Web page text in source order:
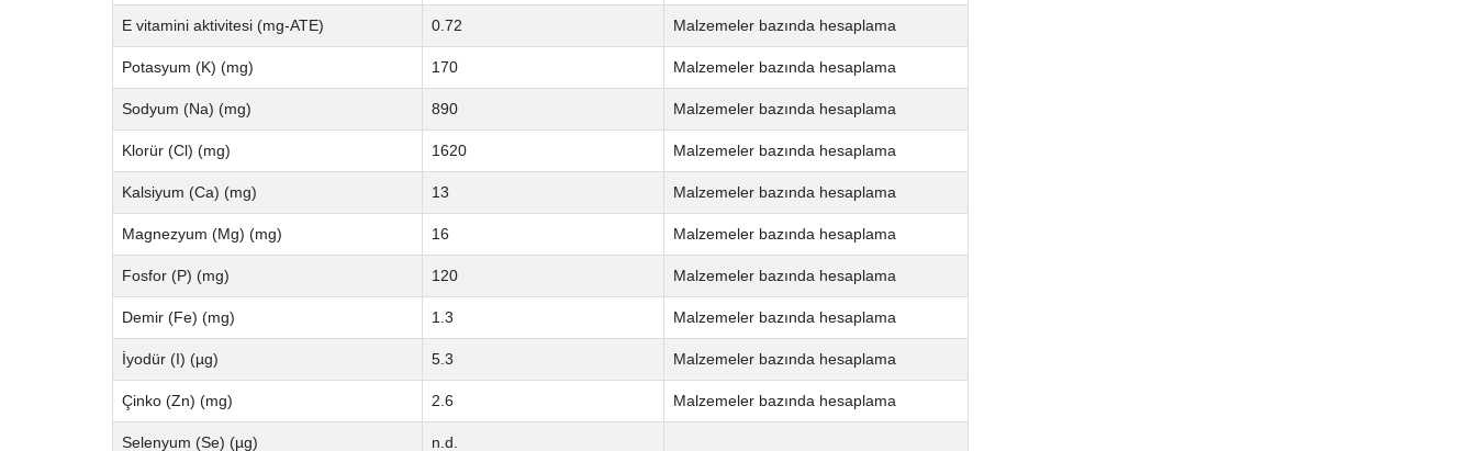
E vitamini aktivitesi (mg-ATE) 0.72 Malzemeler bazında hesaplama
Potasyum (K) (mg) 170 Malzemeler bazında hesaplama
Sodyum (Na) (mg) 890 Malzemeler bazında hesaplama
Klorür (Cl) (mg) 1620 Malzemeler bazında hesaplama
Kalsiyum (Ca) (mg) 13 Malzemeler bazında hesaplama
Magnezyum (Mg) (mg) 16 Malzemeler bazında hesaplama
Fosfor (P) (mg) 120 Malzemeler bazında hesaplama
Demir (Fe) (mg) 1.3 Malzemeler bazında hesaplama
İyodür (I) (µg) 5.3 Malzemeler bazında hesaplama
Çinko (Zn) (mg) 2.6 Malzemeler bazında hesaplama
Selenyum (Se) (µg) n.d.